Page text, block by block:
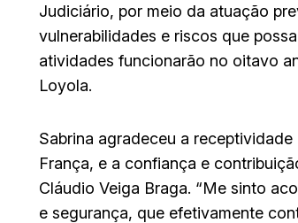
Judiciário, por meio da atuação
vulnerabilidades e riscos que
atividades funcionarão no oitavo
Loyola.
Sabrina agradeceu a
França, e a confiança e
Cláudio Veiga Braga. “Me sinto
e segurança, que efetivamente